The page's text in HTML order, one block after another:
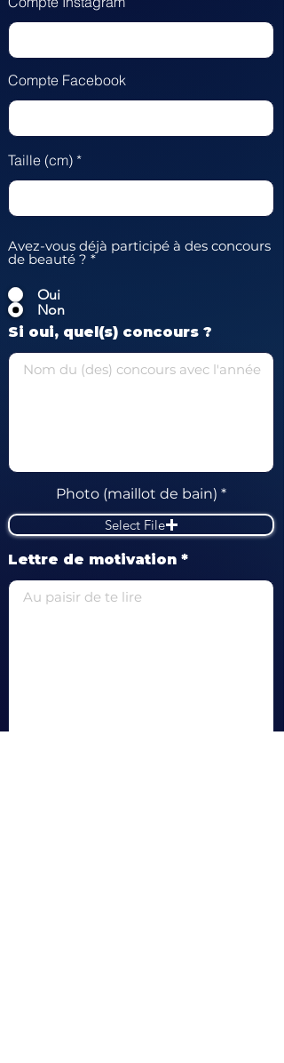
Compte Facebook
Taille (cm)
Avez-vous déjà participé à des concours
de beauté ? *
Oui
Non
Si oui, quel(s) concours ?
Photo (maillot de bain)
Select File
Lettre de motivation